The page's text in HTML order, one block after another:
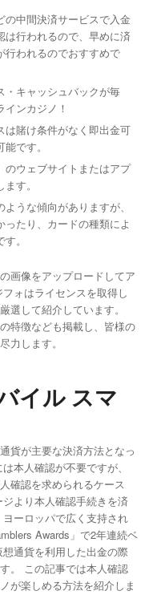
中間決済サービスで入金
は行われるので、早めに済
行われるのでおすすめで
・キャッシュバックが毎
ンカジノ！
は賭け条件がなく即出金可
です。
のウェブサイトまたはアプ
す。
うな傾向がありますが、
たり、カードの種類によ
。
画像をアップロードしてア
ォはライセンスを取得し
選して紹介しています。
特徴なども掲載し、皆様の
力します。
イル スマ
貨が主要な決済方法となっ
本人確認が不要ですが、
確認を求められるケース
より本人確認手続きを済
ーロッパで広く支持され
Awards」で2年連続ベ
通貨を利用した出金の際
。 この記事では本人確認
が楽しめる方法を紹介しま